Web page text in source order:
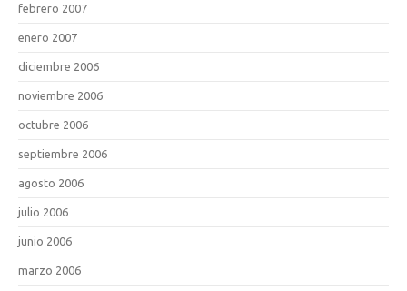
febrero 2007
enero 2007
diciembre 2006
noviembre 2006
octubre 2006
septiembre 2006
agosto 2006
julio 2006
junio 2006
marzo 2006